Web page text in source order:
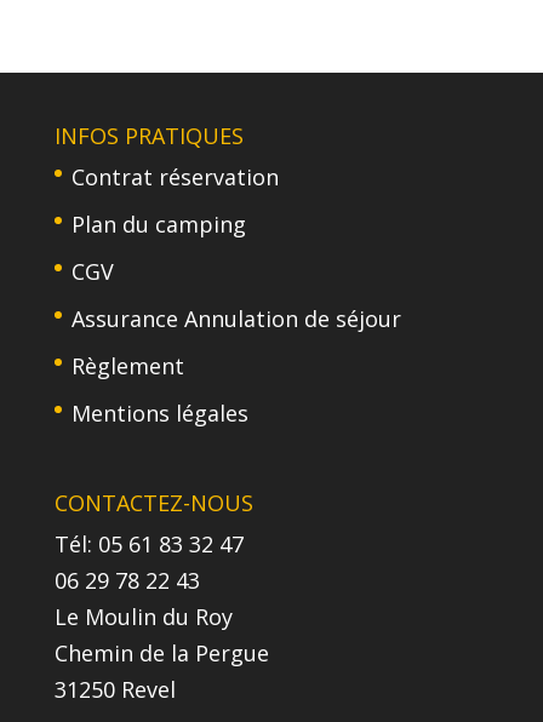
INFOS PRATIQUES
Contrat réservation
Plan du camping
CGV
Assurance Annulation de séjour
Règlement
Mentions légales
CONTACTEZ-NOUS
Tél: 05 61 83 32 47
06 29 78 22 43
Le Moulin du Roy
Chemin de la Pergue
31250 Revel